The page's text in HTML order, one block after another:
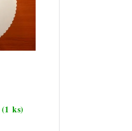
(1 ks)